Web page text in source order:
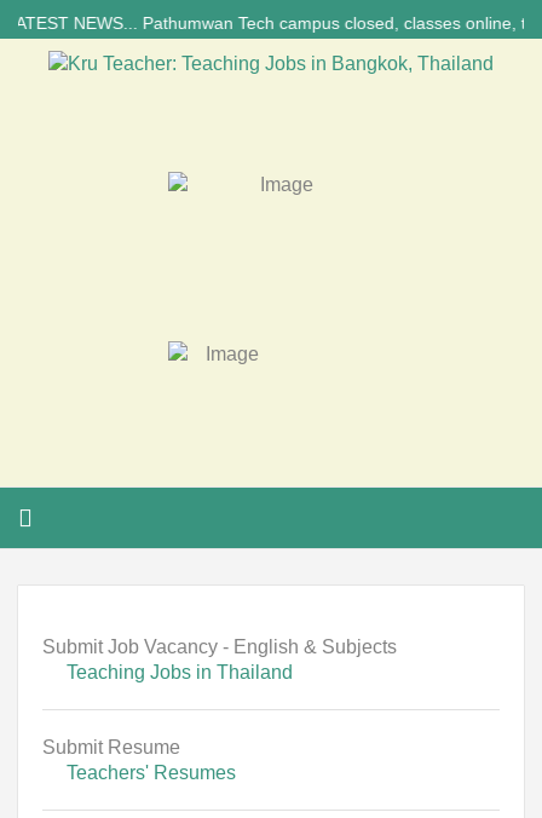
NEWS... Pathumwan Tech campus closed, classes online, to
Submit Job Vacancy - English & Subjects
Teaching Jobs in Thailand
Submit Resume
Teachers' Resumes